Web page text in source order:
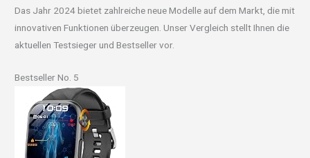
Das Jahr 2024 bietet zahlreiche neue Modelle auf dem Markt, die mit
innovativen Funktionen überzeugen. Unser Vergleich stellt Ihnen die
aktuellen Testsieger und Bestseller vor.
Bestseller No. 5